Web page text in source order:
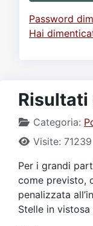
Password
Hai
Categoria:
Visite: 71239
Per i grandi
come previsto,
penalizzata
Stelle in